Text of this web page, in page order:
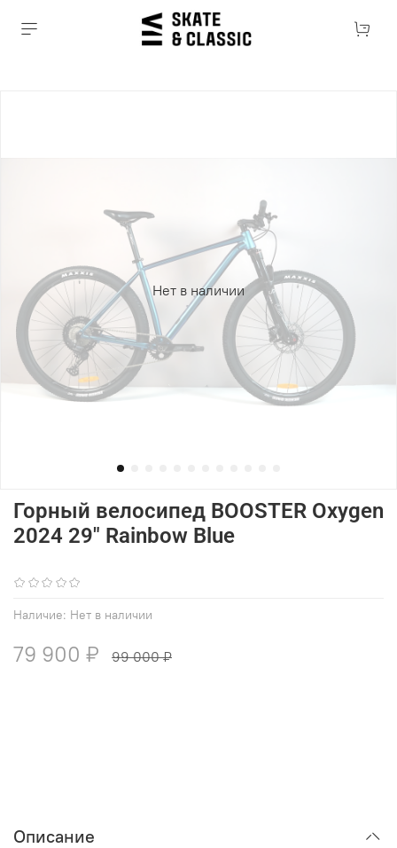
Нет в наличии
Наличие: Нет в наличии
Горный велосипед BOOSTER Oxygen
2024 29" Rainbow Blue
79 900 ₽ 99 000 ₽
Описание